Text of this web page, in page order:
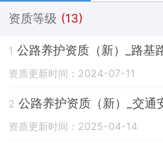
资质等级 (13)
1 公路养护资质（新）_路基
资质更新时间：2024-07-11
2 公路养护资质（新）_交通
资质更新时间：2025-04-14